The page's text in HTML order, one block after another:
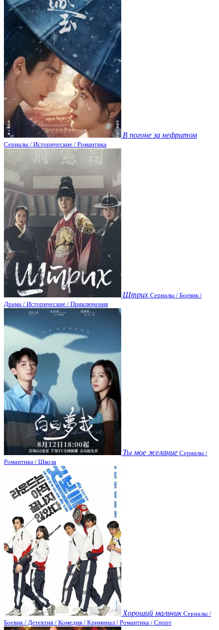
В погоне за нефритом
Сериалы / Исторические / Романтика
Штрих Сериалы / Боевик /
Драма / Исторические / Приключения
Ты мое желание Сериалы /
Романтика / Школа
Хороший мальчик Сериалы /
Боевик / Детектив / Комедия / Криминал / Романтика / Спорт